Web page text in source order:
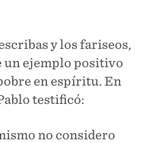
y los fariseos,
un ejemplo positivo
en espíritu. En
testificó:
no considero